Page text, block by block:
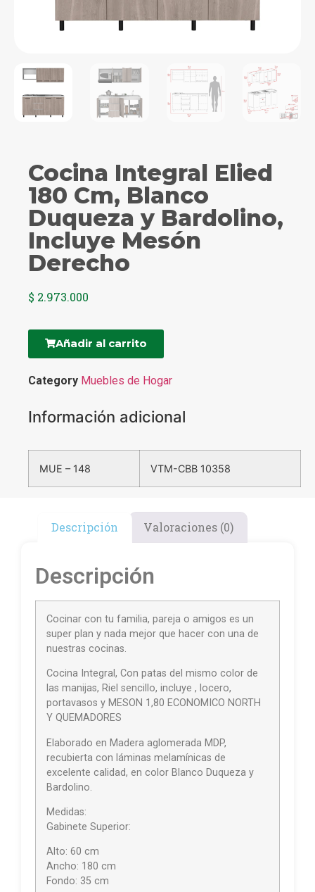
Cocina Integral Elied
180 Cm, Blanco
Duqueza y Bardolino,
Incluye Mesón
Derecho
$ 2.973.000
Añadir al carrito
Category Muebles de Hogar
Información adicional
MUE – 148 VTM-CBB 10358
Descripción Valoraciones (0)
Descripción
Cocinar con tu familia, pareja o amigos es un
super plan y nada mejor que hacer con una de
nuestras cocinas.
Cocina Integral, Con patas del mismo color de
las manijas, Riel sencillo, incluye , locero,
portavasos y MESON 1,80 ECONOMICO NORTH
Y QUEMADORES
Elaborado en Madera aglomerada MDP,
recubierta con láminas melamínicas de
excelente calidad, en color Blanco Duqueza y
Bardolino.
Medidas:
Gabinete Superior:
Alto: 60 cm
Ancho: 180 cm
Fondo: 35 cm